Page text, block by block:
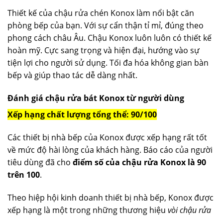
Thiết kế của chậu rửa chén Konox làm nổi bật căn
phòng bếp của bạn. Với sự cẩn thận tỉ mỉ, đúng theo
phong cách châu Âu. Chậu Konox luôn luôn có thiết kế
hoàn mỹ. Cực sang trọng và hiện đại, hướng vào sự
tiện lợi cho người sử dụng. Tối đa hóa không gian bàn
bếp và giúp thao tác dễ dàng nhất.
Đánh giá chậu rửa bát Konox từ người dùng
Xếp hạng chất lượng tổng thể: 90/100
Các thiết bị nhà bếp của Konox được xếp hạng rất tốt
về mức độ hài lòng của khách hàng. Báo cáo của người
tiêu dùng đã cho điểm số của chậu rửa Konox là 90
trên 100.
Theo hiệp hội kinh doanh thiết bị nhà bếp, Konox được
xếp hạng là một trong những thương hiệu vòi chậu rửa